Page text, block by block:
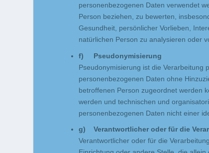
personenbezogenen Daten verwendet
Person beziehen, zu bewerten,
Gesundheit, persönlicher Vorlieben,
natürlichen Person zu analysieren oder
f) Pseudonymisierung
Pseudonymisierung ist die Verarbeitung
personenbezogenen Daten ohne
betroffenen Person zugeordnet werden
werden und technischen und
personenbezogenen Daten nicht einer
g) Verantwortlicher oder für die
Verantwortlicher oder für die